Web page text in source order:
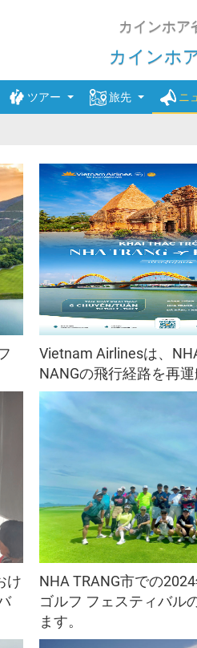
カインホア
カインホ
ツアー
旅行会社 国際旅行会社
国内旅行代理店
島の訪問のための船の賃借
観光ツアー
旅先
宿泊施設 宿
レストラン
飲食
観光の名所
ショッピングポイン
ニ
カン
省内
エグ
行革
書類
戦略 -
新し
Vietnam Airlinesは、
NANGの飛行経路を再運
け
NHA TRANG市での
ゴルフ フェスティバル
ます。